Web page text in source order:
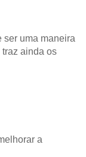
ser uma maneira
ainda os
a